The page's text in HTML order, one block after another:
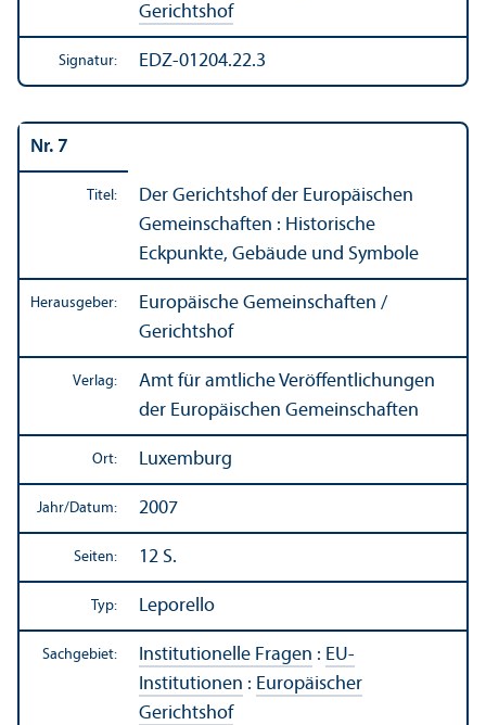
Gerichtshof
Signatur: EDZ-01204.22.3
Nr. 7
Titel:
Der Gerichtshof der Europäischen
Gemeinschaften : Historische
Eckpunkte, Gebäude und Symbole
Herausgeber:
Europäische Gemeinschaften /
Gerichtshof
Verlag:
Amt für amtliche Veröffentlichungen
der Europäischen Gemeinschaften
Ort: Luxemburg
Jahr/Datum: 2007
Seiten: 12 S.
Typ: Leporello
Sachgebiet: Institutionelle Fragen : EU-
Institutionen : Europäischer
Gerichtshof